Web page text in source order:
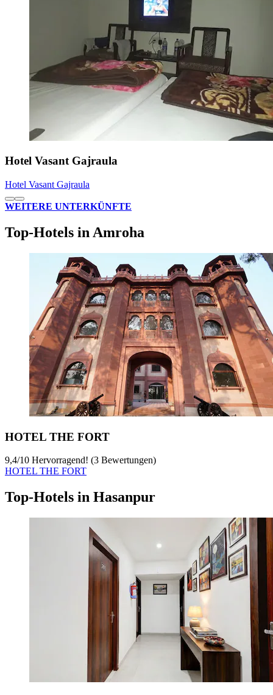
Hotel Vasant Gajraula
Hotel Vasant Gajraula
WEITERE UNTERKÜNFTE
Top-Hotels in Amroha
HOTEL THE FORT
9,4/10 Hervorragend! (3 Bewertungen)
HOTEL THE FORT
Top-Hotels in Hasanpur